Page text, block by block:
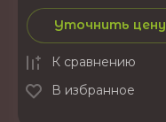
Уточнить цену
К сравнению
В избранное